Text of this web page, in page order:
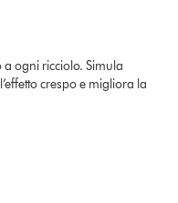
ogni ricciolo. Simula
crespo e migliora la